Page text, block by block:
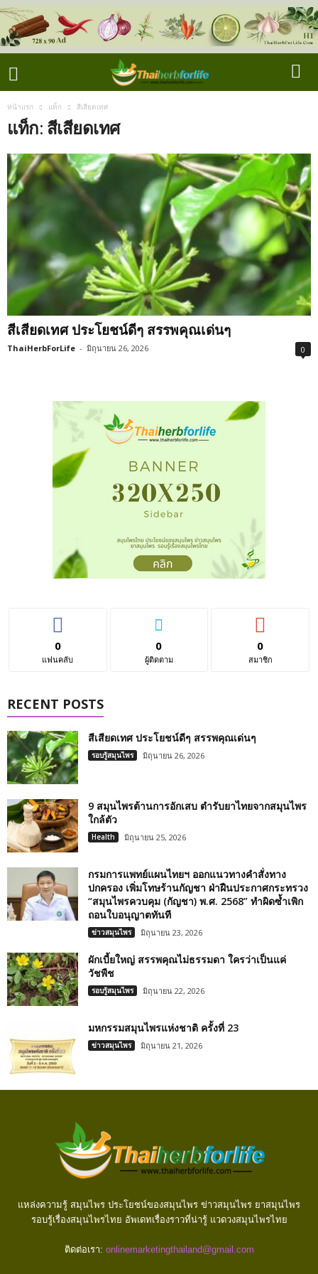
หน้าแรก แท็ก สีเสียดเทศ
แท็ก: สีเสียดเทศ
สีเสียดเทศ ประโยชน์ดีๆ สรรพคุณเด่นๆ
ThaiHerbForLife - มิถุนายน 26, 2026 0
0
แฟนคลับ
0
ผู้ติดตาม
0
สมาชิก
RECENT POSTS
สีเสียดเทศ ประโยชน์ดีๆ สรรพคุณเด่นๆ
รอบรู้สมุนไพร มิถุนายน 26, 2026
9 สมุนไพรต้านการอักเสบ ตำรับยาไทยจากสมุนไพร
ใกล้ตัว
Health มิถุนายน 25, 2026
กรมการแพทย์แผนไทยฯ ออกแนวทางคำสั่งทาง
ปกครอง เพิ่มโทษร้านกัญชา ฝ่าฝืนประกาศกระทรวง
“สมุนไพรควบคุม (กัญชา) พ.ศ. 2568” ทำผิดซ้ำเพิก
ถอนใบอนุญาตทันที
ข่าวสมุนไพร มิถุนายน 23, 2026
ผักเบี้ยใหญ่ สรรพคุณไม่ธรรมดา ใครว่าเป็นแค่
วัชพืช
รอบรู้สมุนไพร มิถุนายน 22, 2026
มหกรรมสมุนไพรแห่งชาติ ครั้งที่ 23
ข่าวสมุนไพร มิถุนายน 21, 2026
แหล่งความรู้ สมุนไพร ประโยชน์ของสมุนไพร ข่าวสมุนไพร ยาสมุนไพร
รอบรู้เรื่องสมุนไพรไทย อัพเดทเรื่องราวที่น่ารู้ แวดวงสมุนไพรไทย
ติดต่อเรา: onlinemarketingthailand@gmail.com